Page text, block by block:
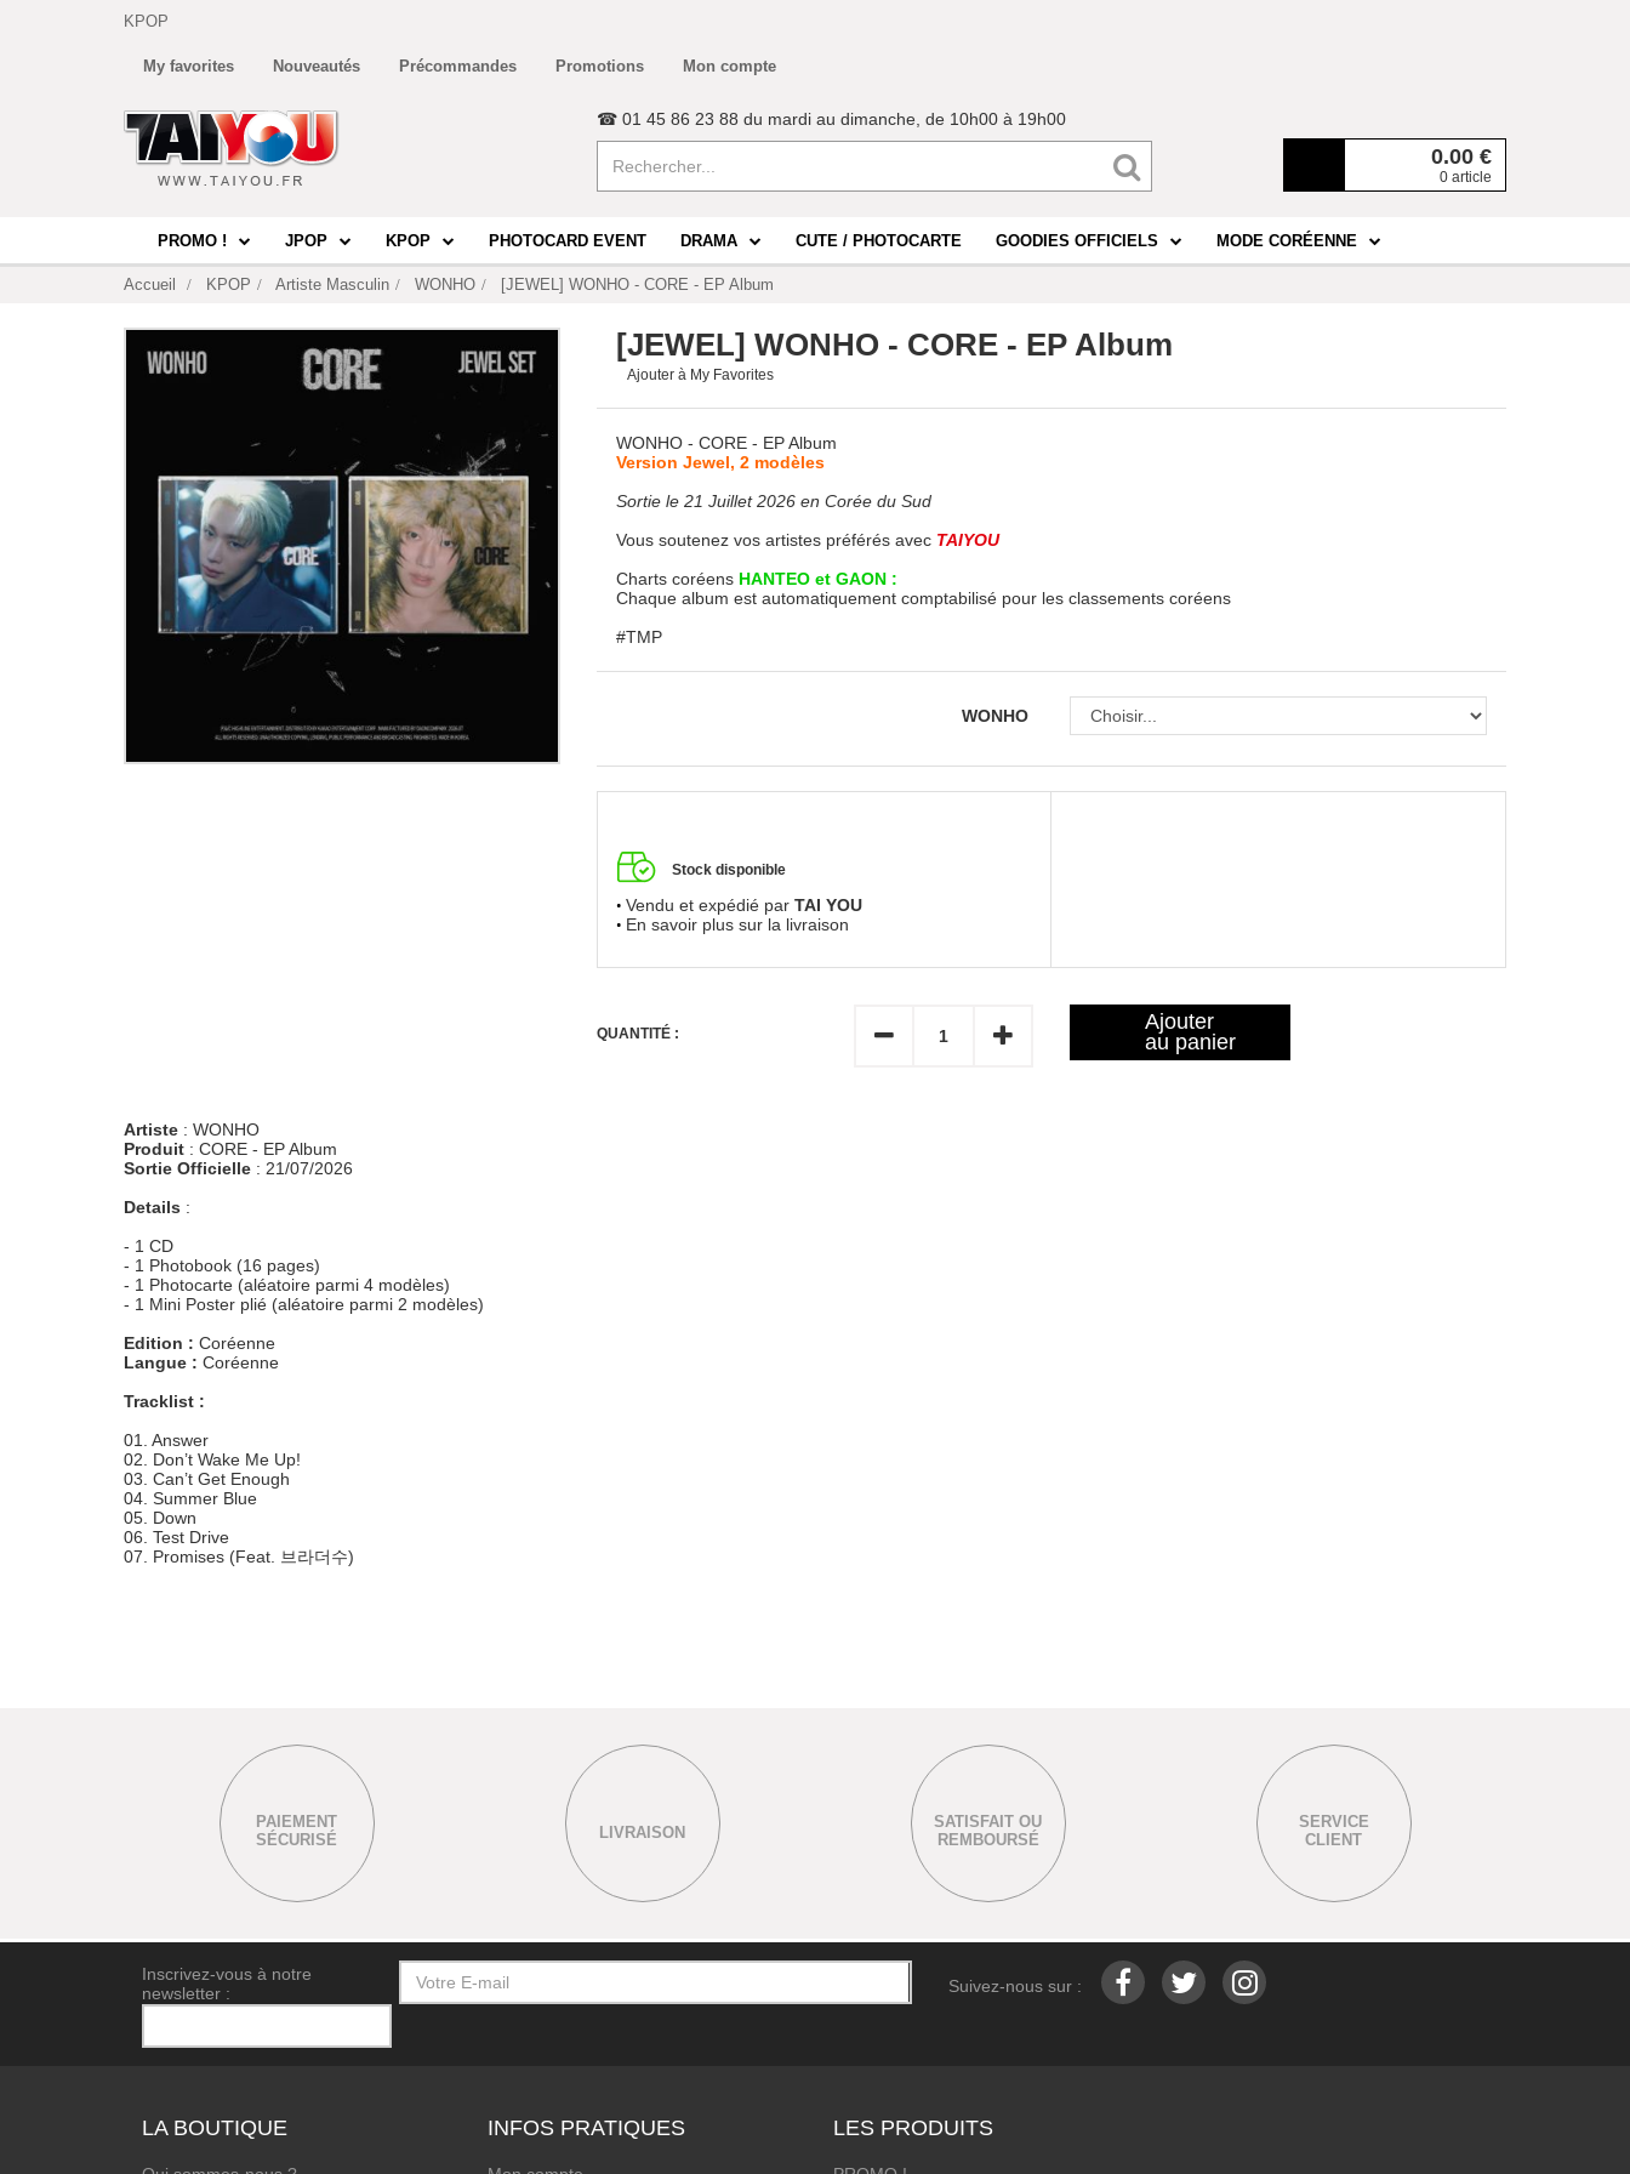
KPOP
My favorites Nouveautés Précommandes Promotions Mon compte
0.00 €
0 article
☎ 01 45 86 23 88 du mardi au dimanche, de 10h00 à 19h00
PROMO ! JPOP KPOP PHOTOCARD EVENT DRAMA CUTE / PHOTOCARTE GOODIES OFFICIELS MODE CORÉENNE
Accueil KPOP Artiste Masculin WONHO [JEWEL] WONHO - CORE - EP Album
[JEWEL] WONHO - CORE - EP Album
Ajouter à My Favorites
WONHO - CORE - EP Album
Version Jewel, 2 modèles
Sortie le 21 Juillet 2026 en Corée du Sud
Vous soutenez vos artistes préférés avec TAIYOU
Charts coréens HANTEO et GAON :
Chaque album est automatiquement comptabilisé pour les classements coréens
#TMP
WONHO
Stock disponible
Vendu et expédié par TAI YOU
En savoir plus sur la livraison
QUANTITÉ :
Ajouter
au panier
Artiste : WONHO
Produit : CORE - EP Album
Sortie Officielle : 21/07/2026
Details :
- 1 CD
- 1 Photobook (16 pages)
- 1 Photocarte (aléatoire parmi 4 modèles)
- 1 Mini Poster plié (aléatoire parmi 2 modèles)
Edition : Coréenne
Langue : Coréenne
Tracklist :
01. Answer
02. Don’t Wake Me Up!
03. Can’t Get Enough
04. Summer Blue
05. Down
06. Test Drive
07. Promises (Feat. 브라더수)
PAIEMENT
SÉCURISÉ
LIVRAISON
SATISFAIT OU
REMBOURSÉ
SERVICE
CLIENT
Inscrivez-vous à notre
newsletter :
Suivez-nous sur :
LA BOUTIQUE INFOS PRATIQUES LES PRODUITS